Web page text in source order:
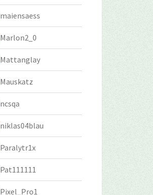
maiensaess
Marlon2_0
Mattanglay
Mauskatz
ncsqa
niklas04blau
Paralytr1x
Pat111111
Pixel_Pro1